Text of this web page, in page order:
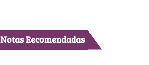
Notas Recomendadas